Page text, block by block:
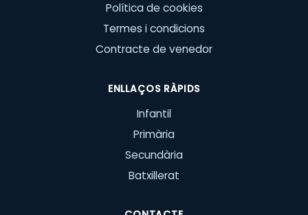
Política de cookies
Termes i condicions
Contracte de venedor
ENLLAÇOS RÀPIDS
Infantil
Primària
Secundària
Batxillerat